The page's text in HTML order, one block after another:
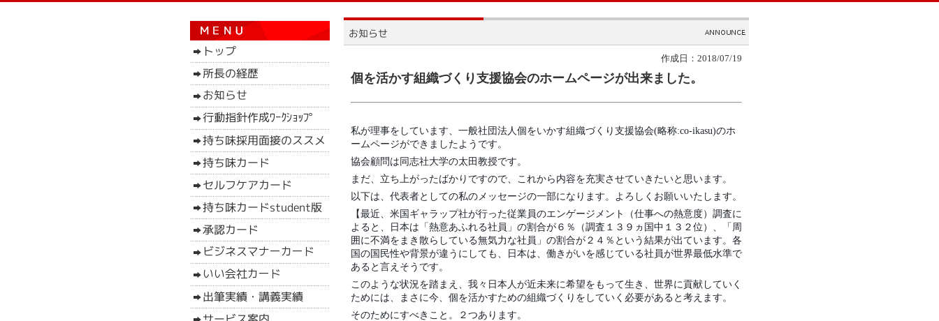
作成日：2018/07/19
個を活かす組織づくり支援協会のホームページが出来ました。
私が理事をしています、一般社団法人個をいかす組織づくり支援協会(略称:co-ikasu)のホ
ームページができましたようです。
協会顧問は同志社大学の太田教授です。
まだ、立ち上がったばかりですので、これから内容を充実させていきたいと思います。
以下は、代表者としての私のメッセージの一部になります。よろしくお願いいたします。
【最近、米国ギャラップ社が行った従業員のエンゲージメント（仕事への熱意度）調査に
よると、日本は「熱意あふれる社員」の割合が６％（調査１３９ヵ国中１３２位）、「周
囲に不満をまき散らしている無気力な社員」の割合が２４％という結果が出ています。各
国の国民性や背景が違うにしても、日本は、働きがいを感じている社員が世界最低水準で
あると言えそうです。
このような状況を踏まえ、我々日本人が近未来に希望をもって生き、世界に貢献していく
ためには、まさに今、個を活かすための組織づくりをしていく必要があると考えます。
そのためにすべきこと。２つあります。